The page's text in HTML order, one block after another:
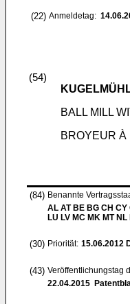
(22) Anmeldetag:
(54)
BALL MILL
BROYEUR
(84) Benannte
AL AT BE BG CH CY
LU LV MC MK MT
(30) Priorität: 15.06.2012
(43) Veröffentlichungstag
22.04.2015